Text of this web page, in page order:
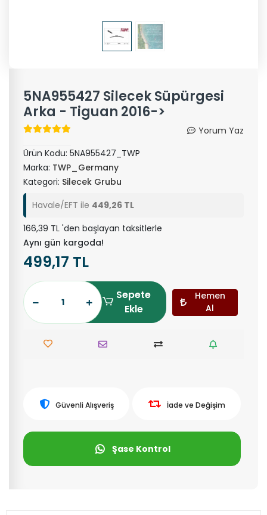
5NA955427 Silecek Süpürgesi
Arka - Tiguan 2016->
Yorum Yaz
Ürün Kodu: 5NA955427_TWP
Marka: TWP_Germany
Kategori: Silecek Grubu
Havale/EFT ile 449,26 TL
166,39 TL 'den başlayan taksitlerle
Aynı gün kargoda!
499,17 TL
Sepete
Ekle
Hemen
Al
Güvenli Alışveriş İade ve Değişim
Şase Kontrol